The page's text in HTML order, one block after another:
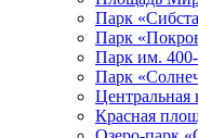
Парк
Парк
Парк им. 400-
Парк
Центральная
Красная